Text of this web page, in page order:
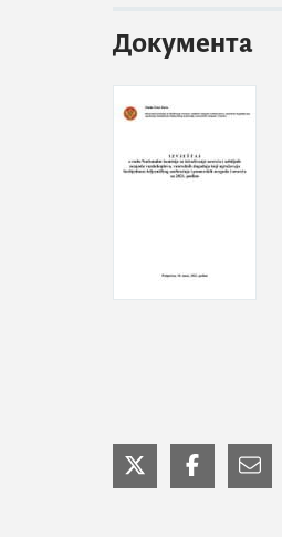
Документа